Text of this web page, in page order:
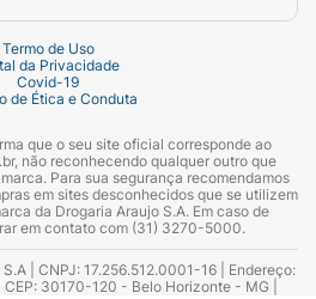
Termo de Uso
da Privacidade
Covid-19
de Ética e Conduta
que o seu site oficial corresponde ao
não reconhecendo qualquer outro que
Para sua segurança recomendamos
em sites desconhecidos que se utilizem
da Drogaria Araujo S.A. Em caso de
em contato com (31) 3270-5000.
| CNPJ: 17.256.512.0001-16 | Endereço:
30170-120 - Belo Horizonte - MG |